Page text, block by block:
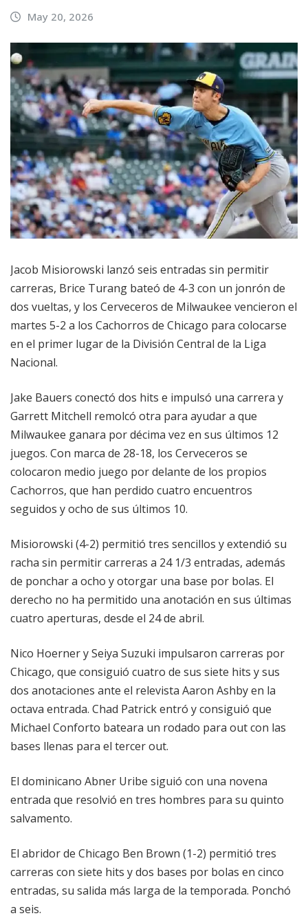
May 20, 2026
Jacob Misiorowski lanzó seis entradas sin permitir
carreras, Brice Turang bateó de 4-3 con un jonrón de
dos vueltas, y los Cerveceros de Milwaukee vencieron el
martes 5-2 a los Cachorros de Chicago para colocarse
en el primer lugar de la División Central de la Liga
Nacional.
Jake Bauers conectó dos hits e impulsó una carrera y
Garrett Mitchell remolcó otra para ayudar a que
Milwaukee ganara por décima vez en sus últimos 12
juegos. Con marca de 28-18, los Cerveceros se
colocaron medio juego por delante de los propios
Cachorros, que han perdido cuatro encuentros
seguidos y ocho de sus últimos 10.
Misiorowski (4-2) permitió tres sencillos y extendió su
racha sin permitir carreras a 24 1/3 entradas, además
de ponchar a ocho y otorgar una base por bolas. El
derecho no ha permitido una anotación en sus últimas
cuatro aperturas, desde el 24 de abril.
Nico Hoerner y Seiya Suzuki impulsaron carreras por
Chicago, que consiguió cuatro de sus siete hits y sus
dos anotaciones ante el relevista Aaron Ashby en la
octava entrada. Chad Patrick entró y consiguió que
Michael Conforto bateara un rodado para out con las
bases llenas para el tercer out.
El dominicano Abner Uribe siguió con una novena
entrada que resolvió en tres hombres para su quinto
salvamento.
El abridor de Chicago Ben Brown (1-2) permitió tres
carreras con siete hits y dos bases por bolas en cinco
entradas, su salida más larga de la temporada. Ponchó
a seis.